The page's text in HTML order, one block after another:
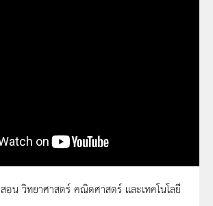
อน วิทยาศาสตร์ คณิตศาสตร์ และเทคโนโลยี